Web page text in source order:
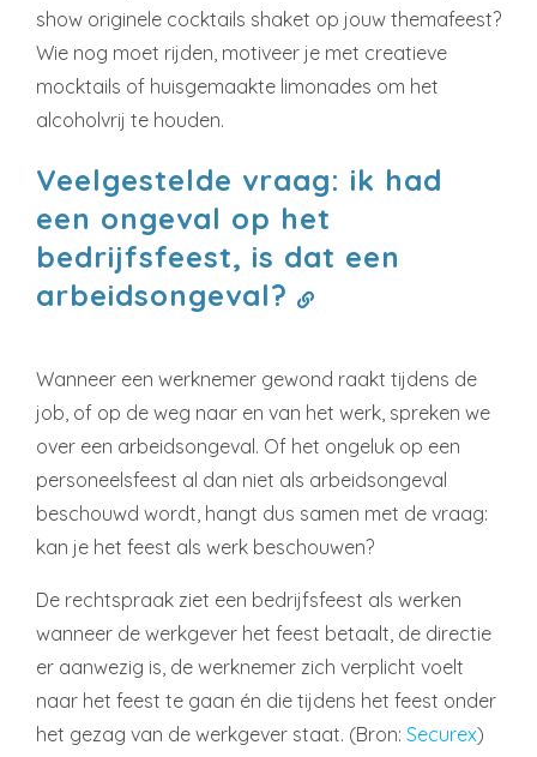
show originele cocktails shaket op jouw themafeest?
Wie nog moet rijden, motiveer je met creatieve
mocktails of huisgemaakte limonades om het
alcoholvrij te houden.
Veelgestelde vraag: ik had
een ongeval op het
bedrijfsfeest, is dat een
arbeidsongeval?
Wanneer een werknemer gewond raakt tijdens de
job, of op de weg naar en van het werk, spreken we
over een arbeidsongeval. Of het ongeluk op een
personeelsfeest al dan niet als arbeidsongeval
beschouwd wordt, hangt dus samen met de vraag:
kan je het feest als werk beschouwen?
De rechtspraak ziet een bedrijfsfeest als werken
wanneer de werkgever het feest betaalt, de directie
er aanwezig is, de werknemer zich verplicht voelt
naar het feest te gaan én die tijdens het feest onder
het gezag van de werkgever staat. (Bron: Securex)